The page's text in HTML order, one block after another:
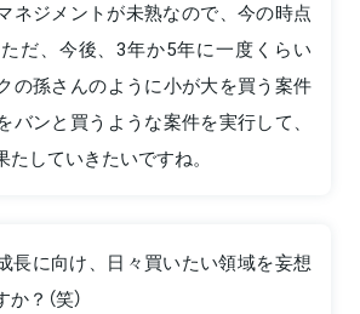
ネジメントが未熟なので、今の時点
だ、今後、3年か5年に一度くらい
の孫さんのように小が大を買う案件
バンと買うような案件を実行して、
していきたいですね。
長に向け、日々買いたい領域を妄想
？（笑）